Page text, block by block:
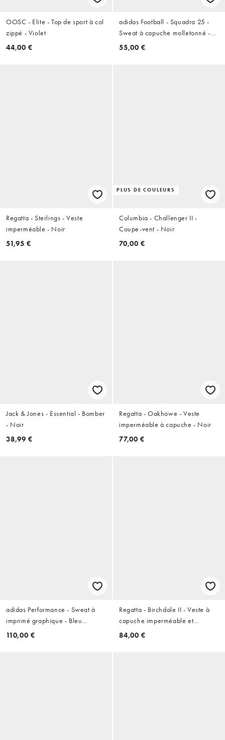
OOSC - Elite - Top de sport à col
zippé - Violet
44,00 €
adidas Football - Squadra 25 -
Sweat à capuche molletonné -
Noir/blanc
55,00 €
Regatta - Sterlings - Veste
imperméable - Noir
51,95 €
PLUS DE COULEURS
Columbia - Challenger II -
Coupe-vent - Noir
70,00 €
Jack & Jones - Essential - Bomber
- Noir
38,99 €
Regatta - Oakhowe - Veste
imperméable à capuche - Noir
77,00 €
adidas Performance - Sweat à
imprimé graphique - Bleu
roi/blanc nuage
110,00 €
Regatta - Birchdale II - Veste à
capuche imperméable et
respirante - Bleu marine
84,00 €